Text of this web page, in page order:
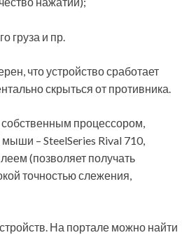
груза и пр.
что устройство сработает
скрыться от противника.
процессором,
– SteelSeries Rival 710,
(позволяет получать
точностью слежения,
На портале можно найти